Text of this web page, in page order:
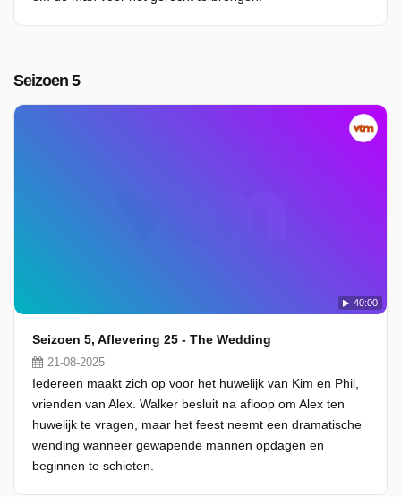
Seizoen 5
40:00
Seizoen 5, Aflevering 25 - The Wedding
21-08-2025
Iedereen maakt zich op voor het huwelijk van Kim en Phil,
vrienden van Alex. Walker besluit na afloop om Alex ten
huwelijk te vragen, maar het feest neemt een dramatische
wending wanneer gewapende mannen opdagen en
beginnen te schieten.